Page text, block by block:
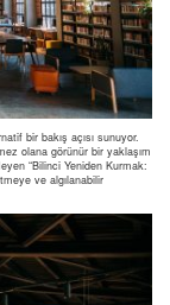
bir bakış açısı sunuyor.
olana görünür bir yaklaşım
“Bilinci Yeniden Kurmak:
ve algılanabilir